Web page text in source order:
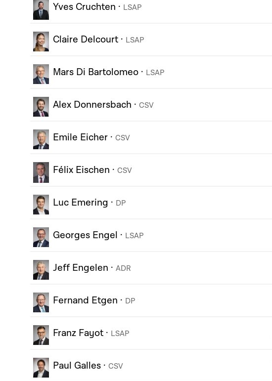
Yves Cruchten · LSAP
Claire Delcourt · LSAP
Mars Di Bartolomeo · LSAP
Alex Donnersbach · CSV
Emile Eicher · CSV
Félix Eischen · CSV
Luc Emering · DP
Georges Engel · LSAP
Jeff Engelen · ADR
Fernand Etgen · DP
Franz Fayot · LSAP
Paul Galles · CSV